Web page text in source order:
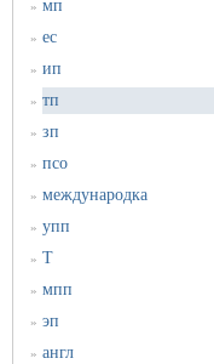
» мп
» ес
» ип
» тп
» зп
» псо
» международка
» упп
» Т
» мпп
» эп
» англ